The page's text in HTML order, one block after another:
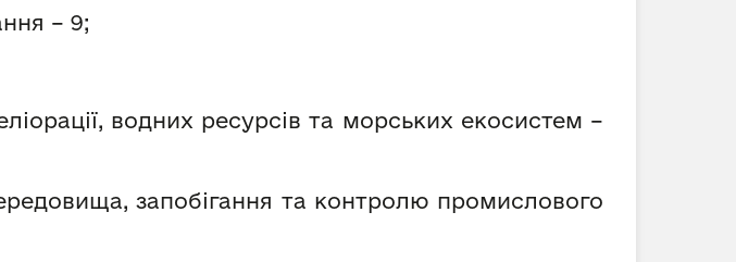
– 9;
водних ресурсів та морських екосистем –
запобігання та контролю промислового